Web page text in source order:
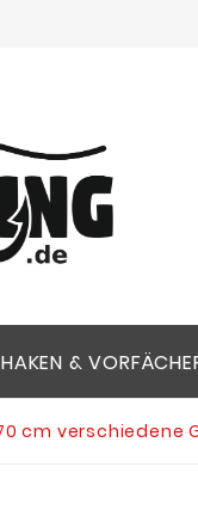
HAKEN &
cm verschiedene